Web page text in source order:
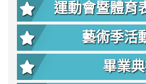
運動會暨體育
藝術季活
畢業